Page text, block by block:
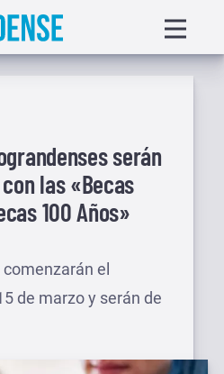
menu
serán
las «Becas
100 Años»
el
de marzo y serán de